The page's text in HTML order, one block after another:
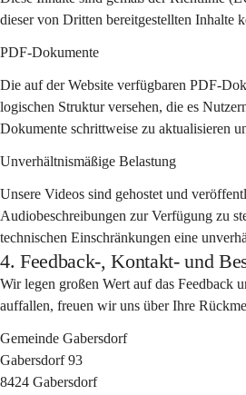
dieser von Dritten bereitgestellten Inhalte
PDF-Dokumente
Die auf der Website verfügbaren PDF-
logischen Struktur versehen, die es
Dokumente schrittweise zu aktualisieren
Unverhältnismäßige Belastung
Unsere Videos sind gehostet und
Audiobeschreibungen zur Verfügung zu
technischen Einschränkungen eine
4. Feedback-, Kontakt- und
Wir legen großen Wert auf das Feedback
auffallen, freuen wir uns über Ihre
Gemeinde Gabersdorf
Gabersdorf 93
8424 Gabersdorf